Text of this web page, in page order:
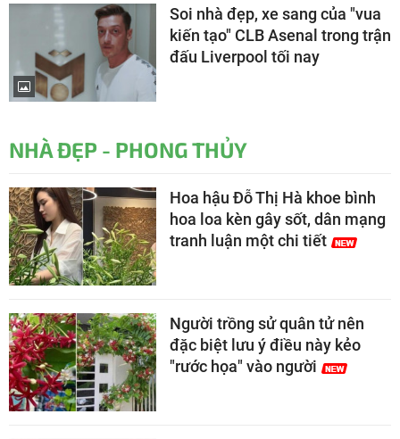
Soi nhà đẹp, xe sang của "vua
kiến tạo" CLB Asenal trong trận
đấu Liverpool tối nay
NHÀ ĐẸP - PHONG THỦY
Hoa hậu Đỗ Thị Hà khoe bình
hoa loa kèn gây sốt, dân mạng
tranh luận một chi tiết
Người trồng sử quân tử nên
đặc biệt lưu ý điều này kẻo
"rước họa" vào người